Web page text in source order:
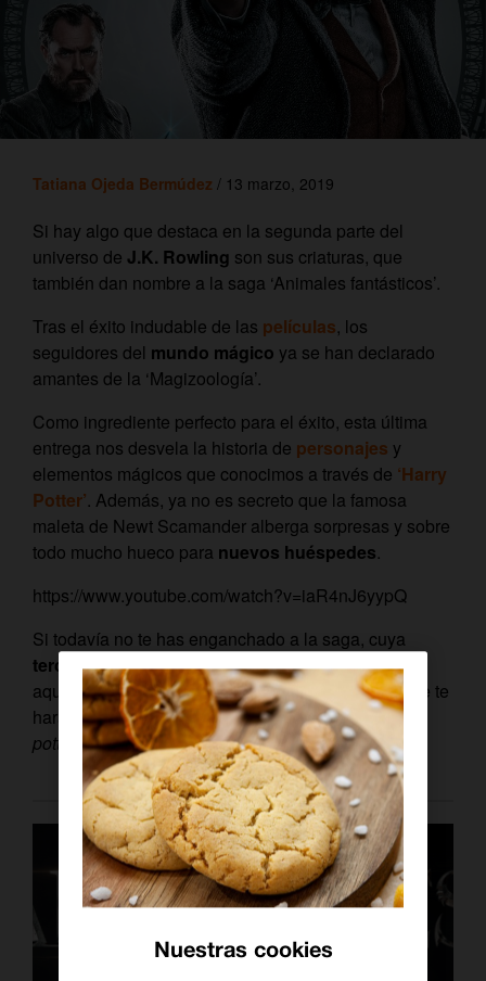
Tatiana Ojeda Bermúdez / 13 marzo, 2019
Si hay algo que destaca en la segunda parte del
universo de J.K. Rowling son sus criaturas, que
también dan nombre a la saga ‘Animales fantásticos’.
Tras el éxito indudable de las películas, los
seguidores del mundo mágico ya se han declarado
amantes de la ‘Magizoología’.
Como ingrediente perfecto para el éxito, esta última
entrega nos desvela la historia de personajes y
elementos mágicos que conocimos a través de ‘Harry
Potter’. Además, ya no es secreto que la famosa
maleta de Newt Scamander alberga sorpresas y sobre
todo mucho hueco para nuevos huéspedes.
https://www.youtube.com/watch?v=iaR4nJ6yypQ
Si todavía no te has enganchado a la saga, cuya
tercera entrega saldrá a la luz a finales de 2020
aquí tienes un listado de personajes fantásticos que te
harán pasar demuggle (gente no mágica) a
potterhead. ¡Dentro criaturas!
Nuestras cookies